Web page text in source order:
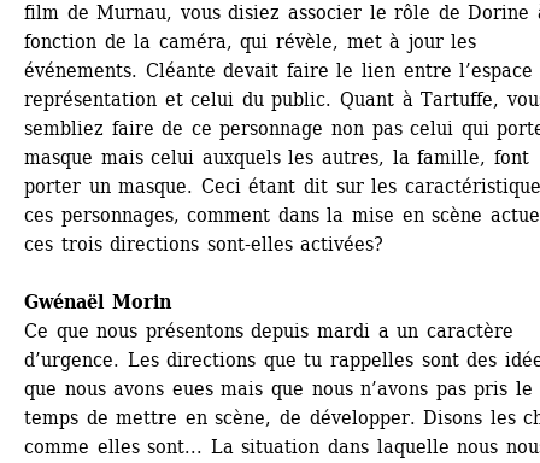
film de Murnau, vous disiez associer le rôle de Dorine
fonction de la caméra, qui révèle, met à jour les
événements. Cléante devait faire le lien entre l’espace
représentation et celui du public. Quant à Tartuffe,
sembliez faire de ce personnage non pas celui qui
masque mais celui auxquels les autres, la famille, font
porter un masque. Ceci étant dit sur les
ces personnages, comment dans la mise en scène
ces trois directions sont-elles activées?
Gwénaël Morin
Ce que nous présentons depuis mardi a un caractère
d’urgence. Les directions que tu rappelles sont des
que nous avons eues mais que nous n’avons pas pris le
temps de mettre en scène, de développer. Disons les
comme elles sont... La situation dans laquelle nous